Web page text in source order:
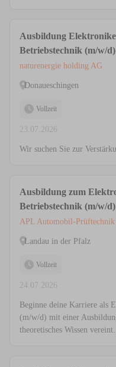
Ausbildung
Betriebstechnik (m/w/d)
naturenergie holding AG
Donaueschingen
Vollzeit
23.07.2026
Wir suchen Sie zur
Ausbildung zum
Betriebstechnik (m/w/
APL Automobil-Prüftechnik
Landau in der Pfalz
Vollzeit
24.07.2026
Beginne deine Karriere als
(m/w/d) mit einer
theoretisches Wissen vereint.